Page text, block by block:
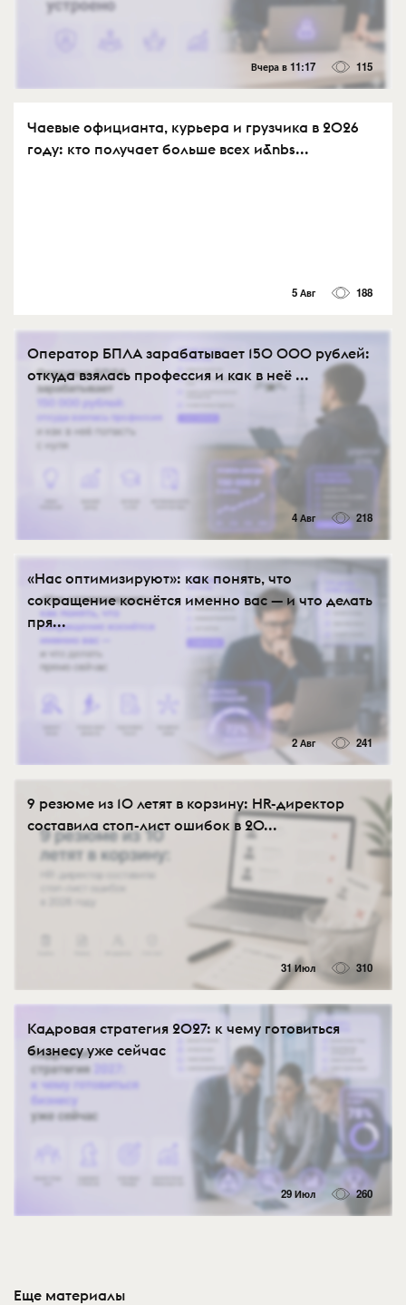
Вчера в 11:17 115
Чаевые официанта, курьера и грузчика в 2026
году: кто получает больше всех и&nbs...
5 Авг 188
Оператор БПЛА зарабатывает 150 000 рублей:
откуда взялась профессия и как в неё ...
4 Авг 218
«Нас оптимизируют»: как понять, что
сокращение коснётся именно вас — и что делать
пря...
2 Авг 241
9 резюме из 10 летят в корзину: HR-директор
составила стоп-лист ошибок в 20...
31 Июл 310
Кадровая стратегия 2027: к чему готовиться
бизнесу уже сейчас
29 Июл 260
Еще материалы